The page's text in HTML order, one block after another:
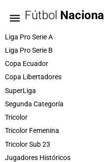
Fútbol Nacional
Liga Pro Serie A
Liga Pro Serie B
Copa Ecuador
Copa Libertadores
SuperLiga
Segunda Categoría
Tricolor
Tricolor Femenina
Tricolor Sub 23
Jugadores Históricos